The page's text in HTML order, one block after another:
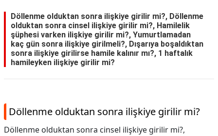
Döllenme olduktan sonra ilişkiye girilir mi?, Döllenme
olduktan sonra cinsel ilişkiye girilir mi?, Hamilelik
şüphesi varken ilişkiye girilir mi?, Yumurtlamadan
kaç gün sonra ilişkiye girilmeli?, Dışarıya boşaldıktan
sonra ilişkiye girilirse hamile kalınır mı?, 1 haftalık
hamileyken ilişkiye girilir mi?
Döllenme olduktan sonra ilişkiye girilir mi?
Döllenme olduktan sonra cinsel ilişkiye girilir mi?,